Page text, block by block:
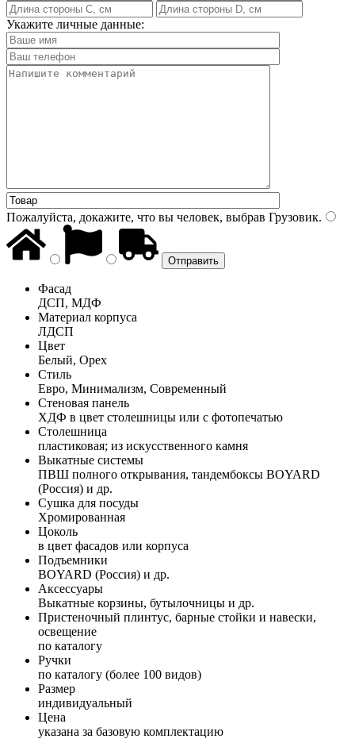
Укажите личные данные:
Пожалуйста, докажите, что вы человек, выбрав Грузовик.
Фасад
ДСП, МДФ
Материал корпуса
ЛДСП
Цвет
Белый, Орех
Стиль
Евро, Минимализм, Современный
Стеновая панель
ХДФ в цвет столешницы или с фотопечатью
Столешница
пластиковая; из искусственного камня
Выкатные системы
ПВШ полного открывания, тандембоксы BOYARD
(Россия) и др.
Сушка для посуды
Хромированная
Цоколь
в цвет фасадов или корпуса
Подъемники
BOYARD (Россия) и др.
Аксессуары
Выкатные корзины, бутылочницы и др.
Пристеночный плинтус, барные стойки и навески,
освещение
по каталогу
Ручки
по каталогу (более 100 видов)
Размер
индивидуальный
Цена
указана за базовую комплектацию